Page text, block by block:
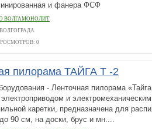
и фанера ФСФ
ВОЛГАМОНОЛИТ
0
пилорама ТАЙГА Т -2
- Ленточная пилорама
и
каретки, предназначена для
90 см, на доски, брус и мн....